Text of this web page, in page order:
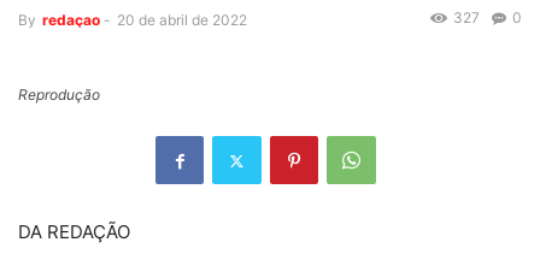
By redaçao - 20 de abril de 2022 0
327
Reprodução
DA REDAÇÃO